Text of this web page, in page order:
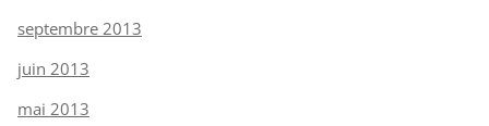
septembre 2013
juin 2013
mai 2013